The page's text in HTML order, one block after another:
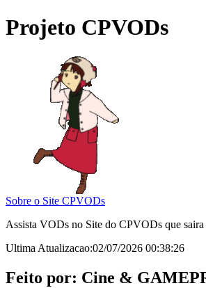
Projeto CPVODs
Sobre o Site CPVODs
Assista VODs no Site do CPVODs que
Ultima Atualizacao:02/07/2026 00:38:26
Feito por: Cine &